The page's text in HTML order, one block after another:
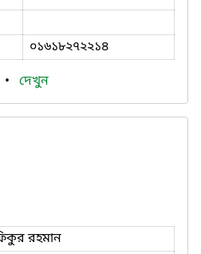
০১৬১৮২৭২২১৪
• দেখুন
রহমান